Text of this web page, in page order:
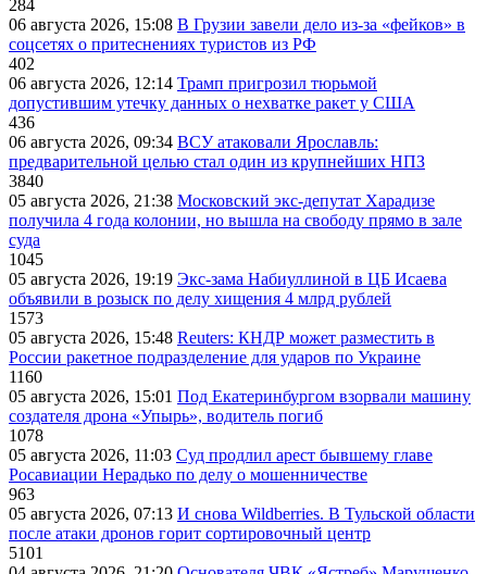
284
06 августа 2026, 15:08 В Грузии завели дело из-за «фейков» в
соцсетях о притеснениях туристов из РФ
402
06 августа 2026, 12:14 Трамп пригрозил тюрьмой
допустившим утечку данных о нехватке ракет у США
436
06 августа 2026, 09:34 ВСУ атаковали Ярославль:
предварительной целью стал один из крупнейших НПЗ
3840
05 августа 2026, 21:38 Московский экс-депутат Харадизе
получила 4 года колонии, но вышла на свободу прямо в зале
суда
1045
05 августа 2026, 19:19 Экс-зама Набиуллиной в ЦБ Исаева
объявили в розыск по делу хищения 4 млрд рублей
1573
05 августа 2026, 15:48 Reuters: КНДР может разместить в
России ракетное подразделение для ударов по Украине
1160
05 августа 2026, 15:01 Под Екатеринбургом взорвали машину
создателя дрона «Упырь», водитель погиб
1078
05 августа 2026, 11:03 Суд продлил арест бывшему главе
Росавиации Нерадько по делу о мошенничестве
963
05 августа 2026, 07:13 И снова Wildberries. В Тульской области
после атаки дронов горит сортировочный центр
5101